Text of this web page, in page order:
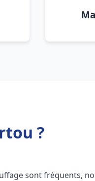
?
sont fréquents,